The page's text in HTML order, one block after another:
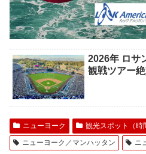
2026年 ロサ
観戦ツアー
ニューヨーク
観光スポット（時
ニューヨーク／マンハッタン
ニ